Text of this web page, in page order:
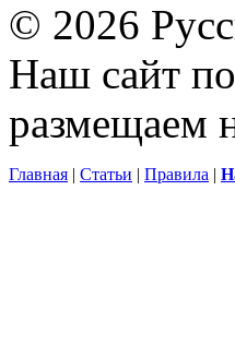
© 2026
Наш сайт
размещаем
Главная | Статьи | Правила |